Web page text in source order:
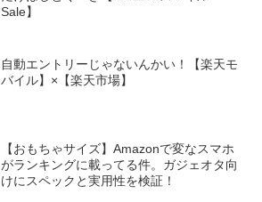
Sale】
自動エントリーじゃないんかい！【楽天モ
バイル】×【楽天市場】
【おもちゃサイズ】Amazonで変なスマホ
がランキングに載ってる件。ガジェオタ向
けにスペックと実用性を検証！